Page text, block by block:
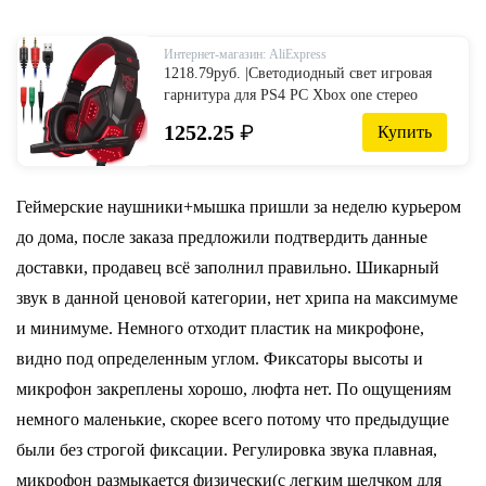
Интернет-магазин: AliExpress
1218.79руб. |Светодиодный свет игровая
гарнитура для PS4 PC Xbox one стерео
объемный звук шумоподавление
Проводные геймерские наушники с
AliExpress
1252.25 ₽ Купить
Геймерские наушники+мышка пришли за неделю курьером
до дома, после заказа предложили подтвердить данные
доставки, продавец всё заполнил правильно. Шикарный
звук в данной ценовой категории, нет хрипа на максимуме
и минимуме. Немного отходит пластик на микрофоне,
видно под определенным углом. Фиксаторы высоты и
микрофон закреплены хорошо, люфта нет. По ощущениям
немного маленькие, скорее всего потому что предыдущие
были без строгой фиксации. Регулировка звука плавная,
микрофон размыкается физически(с легким щелчком для